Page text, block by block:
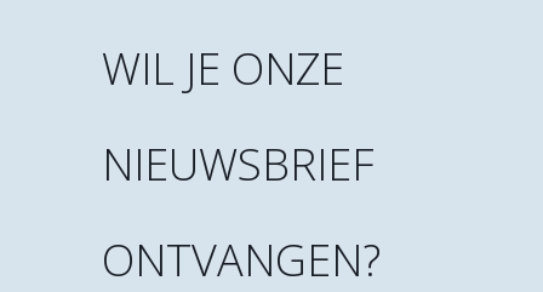
WIL JE ONZE
NIEUWSBRIEF
ONTVANGEN?